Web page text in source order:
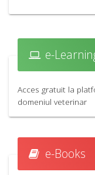
e-
Acces gratuit la
domeniul veterinar
e-Books